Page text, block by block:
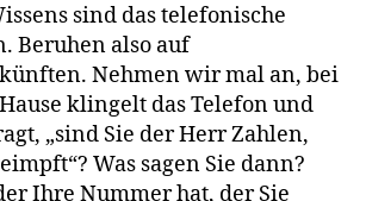
sind das telefonische
Beruhen also auf
Nehmen wir mal an, bei
klingelt das Telefon und
„sind Sie der Herr Zahlen,
Was sagen Sie dann?
Ihre Nummer hat, der Sie